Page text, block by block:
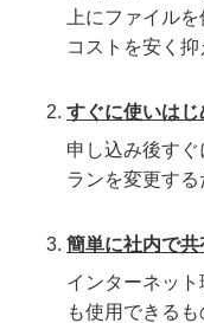
上にファイル
コストを安く抑
すぐに使いはじ
申し込み後す
ランを変更する
簡単に社内で共
インターネッ
も使用できる